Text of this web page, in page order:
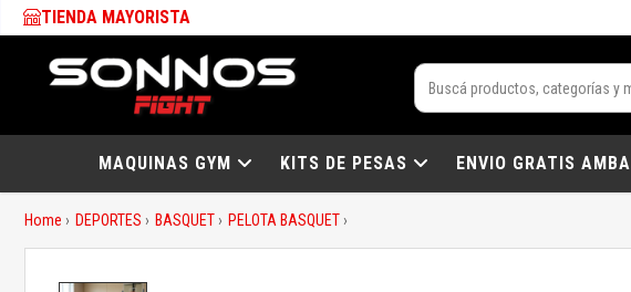
TIENDA MAYORISTA
MAQUINAS GYM KITS DE PESAS ENVIO GRATIS AMBA
Home DEPORTES BASQUET PELOTA BASQUET